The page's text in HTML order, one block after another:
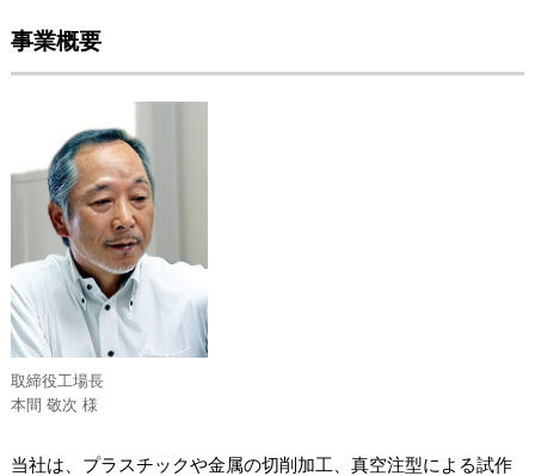
事業概要
取締役工場長
本間 敬次 様
当社は、プラスチックや金属の切削加工、真空注型による試作